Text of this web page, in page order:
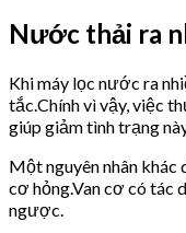
Nước thải ra
Khi máy lọc nước ra
tắc.Chính vì vậy, việc
giúp giảm tình trạng
Một nguyên nhân khác
cơ hỏng.Van cơ có tác
ngược.